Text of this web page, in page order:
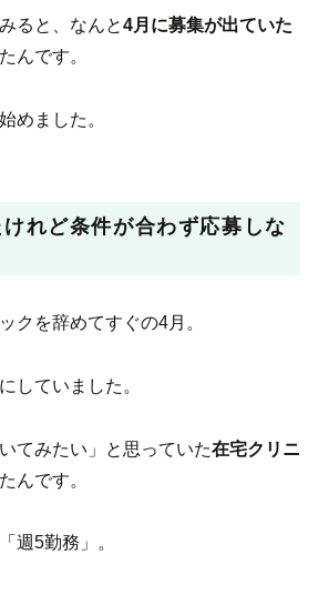
ると、なんと4月に募集が出ていた
んです。
めました。
れど条件が合わず応募しな
クを辞めてすぐの4月。
していました。
てみたい」と思っていた在宅クリニ
んです。
週5勤務」。